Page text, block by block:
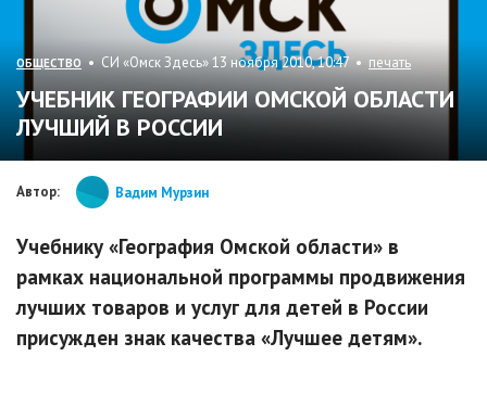
ОБЩЕСТВО • СИ «Омск Здесь» 13 ноября 2010, 10:47 • печать
УЧЕБНИК ГЕОГРАФИИ ОМСКОЙ ОБЛАСТИ
ЛУЧШИЙ В РОССИИ
Автор: Вадим Мурзин
Учебнику «География Омской области» в
рамках национальной программы продвижения
лучших товаров и услуг для детей в России
присужден знак качества «Лучшее детям».